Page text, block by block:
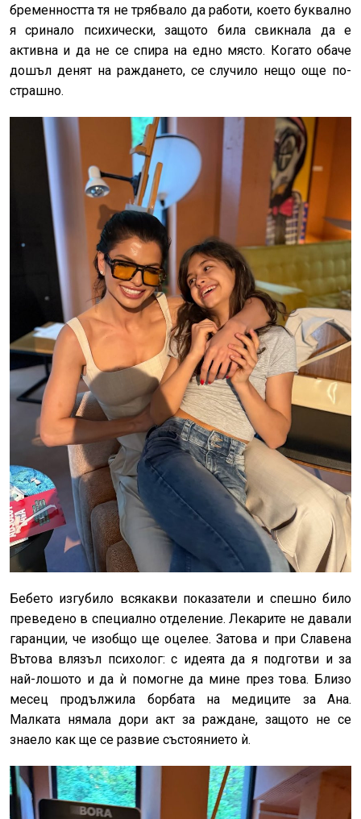
бременността тя не трябвало да работи, което буквално
я сринало психически, защото била свикнала да е
активна и да не се спира на едно място. Когато обаче
дошъл денят на раждането, се случило нещо още по-
страшно.
Бебето изгубило всякакви показатели и спешно било
преведено в специално отделение. Лекарите не давали
гаранции, че изобщо ще оцелее. Затова и при Славена
Вътова влязъл психолог: с идеята да я подготви и за
най-лошото и да ѝ помогне да мине през това. Близо
месец продължила борбата на медиците за Ана.
Малката нямала дори акт за раждане, защото не се
знаело как ще се развие състоянието ѝ.